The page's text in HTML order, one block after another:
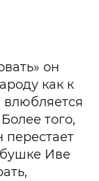
он
как к
влюбляется
того,
перестает
Иве